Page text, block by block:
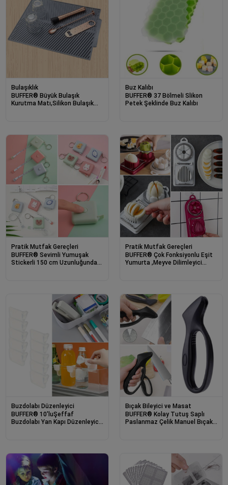
Bulaşıklık
BUFFER® Büyük Bulaşık
Kurutma Matı,Silikon Bulaşık
Buz Kalıbı
BUFFER® 37 Bölmeli Slikon
Petek Şeklinde Buz Kalıbı
Pratik Mutfak Gereçleri
BUFFER® Sevimli Yumuşak
Stickerli 150 cm Uzunluğunda
Pratik Mutfak Gereçleri
BUFFER® Çok Fonksiyonlu Eşit
Yumurta ,Meyve Dilimleyici
Buzdolabı Düzenleyici
BUFFER® 10'luŞeffaf
Buzdolabı Yan Kapı Düzenleyici
Bıçak Bileyici ve Masat
BUFFER® Kolay Tutuş Saplı
Paslanmaz Çelik Manuel Bıçak